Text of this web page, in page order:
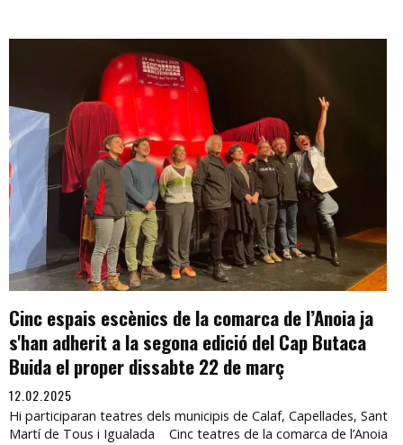
Cinc espais escènics de la comarca de l’Anoia ja
s'han adherit a la segona edició del Cap Butaca
Buida el proper dissabte 22 de març
12.02.2025
Hi participaran teatres dels municipis de Calaf, Capellades, Sant
Martí de Tous i Igualada Cinc teatres de la comarca de l’Anoia